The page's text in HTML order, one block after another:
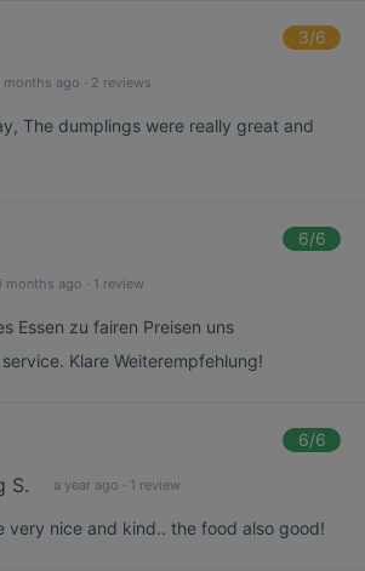
3/6
months ago · 2 reviews
The dumplings were really great and
6/6
months ago · 1 review
Essen zu fairen Preisen uns
Klare Weiterempfehlung!
6/6
S. a year ago · 1 review
very nice and kind.. the food also good!